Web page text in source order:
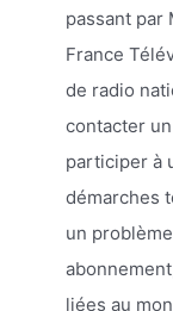
passant par
France
de radio
contacter
participer à
démarches
un
liées au